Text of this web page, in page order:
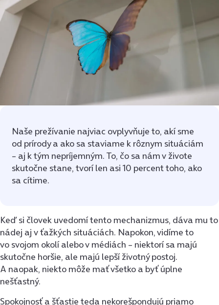
Naše prežívanie najviac ovplyvňuje to, akí sme
od prírody a ako sa staviame k rôznym situáciám
– aj k tým nepríjemným. To, čo sa nám v živote
skutočne stane, tvorí len asi 10 percent toho, ako
sa cítime.
Keď si človek uvedomí tento mechanizmus, dáva mu to
nádej aj v ťažkých situáciách. Napokon, vidíme to
vo svojom okolí alebo v médiách – niektorí sa majú
skutočne horšie, ale majú lepší životný postoj.
A naopak, niekto môže mať všetko a byť úplne
nešťastný.
Spokojnosť a šťastie teda nekorešpondujú priamo